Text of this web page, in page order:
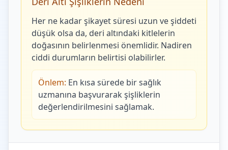
Her ne kadar şikayet süresi uzun ve şiddeti
düşük olsa da, deri altındaki kitlelerin
doğasının belirlenmesi önemlidir. Nadiren
ciddi durumların belirtisi olabilirler.
Önlem: En kısa sürede bir sağlık
uzmanına başvurarak şişliklerin
değerlendirilmesini sağlamak.